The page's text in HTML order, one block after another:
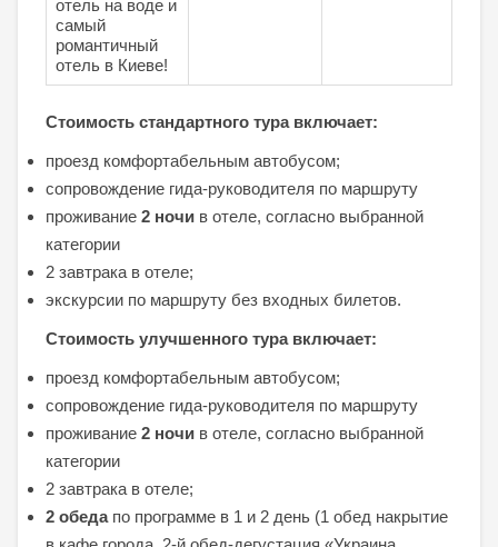
отель на воде и
самый
романтичный
отель в Киеве!
Стоимость стандартного тура включает:
проезд комфортабельным автобусом;
сопровождение гида-руководителя по маршруту
проживание 2 ночи в отеле, согласно выбранной
категории
2 завтрака в отеле;
экскурсии по маршруту без входных билетов.
Стоимость улучшенного тура включает:
проезд комфортабельным автобусом;
сопровождение гида-руководителя по маршруту
проживание 2 ночи в отеле, согласно выбранной
категории
2 завтрака в отеле;
2 обедапо программе в 1 и 2 день (1 обед накрытие